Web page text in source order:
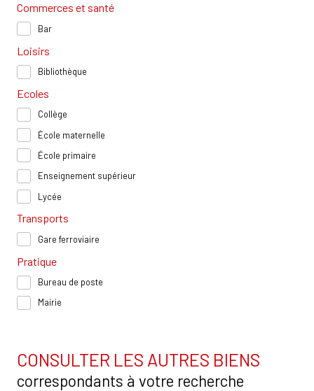
Commerces et santé
Bar
Loisirs
Bibliothèque
Ecoles
Collège
École maternelle
École primaire
Enseignement supérieur
Lycée
Transports
Gare ferroviaire
Pratique
Bureau de poste
Mairie
CONSULTER LES AUTRES BIENS
correspondants à votre recherche